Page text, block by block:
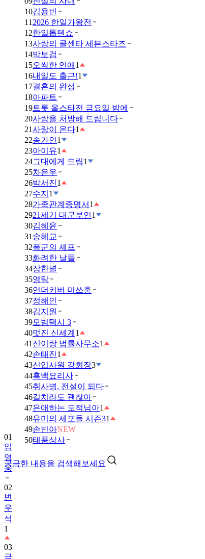
10김용빈
11 2026 한일가왕전
12한일톱텐쇼
13사랑의 콜센타 세븐스타즈
14박보검
15오싹한 연애 1
16내일도 출근!1
17결혼의 완성
18아파트
19트롯 올스타전 금요일 밤에
20사랑을 처방해 드립니다
21사랑이 온다1
22송가인1
23아이유1
24그대에게 드림1
25차은우
26박서진1
27수지 1
28가족관계증명서 1
2921세기 대군부인1
30김혜윤
31 송혜교
32폭군의 셰프
33화려한 날들
34장한별
35영탁
36언더커버 미쓰홍
37정해인
38김지원
39모범택시 3
40멋진 신세계 1
41 신이랑 법률사무소1
42손태진1
43신입사원 강회장3
44흑백요리사
45취사병, 전설이 되다
46길치라도 괜찮아
47은애하는 도적님아1
48유미의 세포들 시즌31
49손빈아NEW
50태풍상사
궁금한 내용을 검색해보세요
01
임
영
웅
02
변
우
석
1
03
금